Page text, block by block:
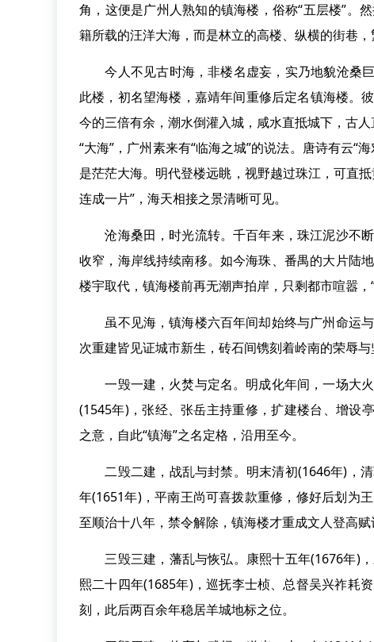
角，这便是广州人熟知的镇海楼，俗称“五层楼”。
籍所载的汪洋大海，而是林立的高楼、纵横的街巷
今人不见古时海，非楼名虚妄，实乃地貌沧桑
此楼，初名望海楼，嘉靖年间重修后定名镇海楼。
今的三倍有余，潮水倒灌入城，咸水直抵城下，古
“大海”，广州素来有“临海之城”的说法。唐诗有云“
是茫茫大海。明代登楼远眺，视野越过珠江，可直
连成一片”，海天相接之景清晰可见。
沧海桑田，时光流转。千百年来，珠江泥沙不
收窄，海岸线持续南移。如今海珠、番禺的大片陆
楼宇取代，镇海楼前再无潮声拍岸，只剩都市喧嚣，
虽不见海，镇海楼六百年间却始终与广州命运
次重建皆见证城市新生，砖石间镌刻着岭南的荣辱与
一毁一建，火焚与定名。明成化年间，一场大
(1545年)，张经、张岳主持重修，扩建楼台、增设
之意，自此“镇海”之名定格，沿用至今。
二毁二建，战乱与封禁。明末清初(1646年)，清
年(1651年)，平南王尚可喜拨款重修，修好后划为
至顺治十八年，禁令解除，镇海楼才重成文人登高赋
三毁三建，藩乱与恢弘。康熙十五年(1676年)
熙二十四年(1685年)，巡抚李士桢、总督吴兴祚耗
刻，此后两百余年稳居羊城地标之位。